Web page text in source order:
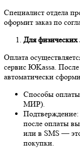
Специалист отдела
оформит заказ по
Для физических
Оплата
сервис ЮKassa. После
автоматически
Способы
МИР).
после оплаты
или в SMS —
покупки.